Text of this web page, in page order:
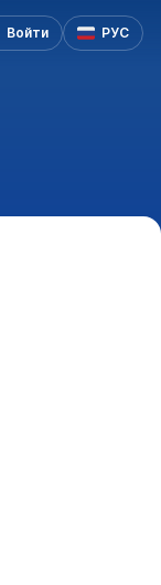
Войти РУС